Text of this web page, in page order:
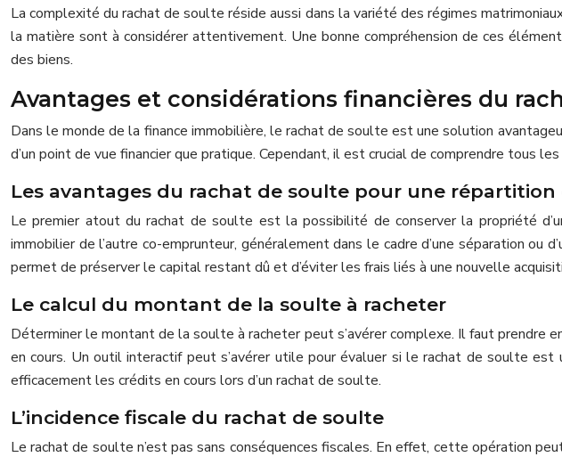
La complexité du rachat de soulte réside aussi dans la variété des régimes
la matière sont à considérer attentivement. Une bonne compréhension de ces
des biens.
Avantages et considérations financières du
Dans le monde de la finance immobilière, le rachat de soulte est une solution
d’un point de vue financier que pratique. Cependant, il est crucial de comprendre tous
Les avantages du rachat de soulte pour une
Le premier atout du rachat de soulte est la possibilité de conserver la propriété
immobilier de l’autre co-emprunteur, généralement dans le cadre d’une séparation ou
permet de préserver le capital restant dû et d’éviter les frais liés à une nouvelle
Le calcul du montant de la soulte à racheter
Déterminer le montant de la soulte à racheter peut s’avérer complexe. Il faut prendre
en cours. Un outil interactif peut s’avérer utile pour évaluer si le rachat de soulte
efficacement les crédits en cours lors d’un rachat de soulte.
L’incidence fiscale du rachat de soulte
Le rachat de soulte n’est pas sans conséquences fiscales. En effet, cette opération